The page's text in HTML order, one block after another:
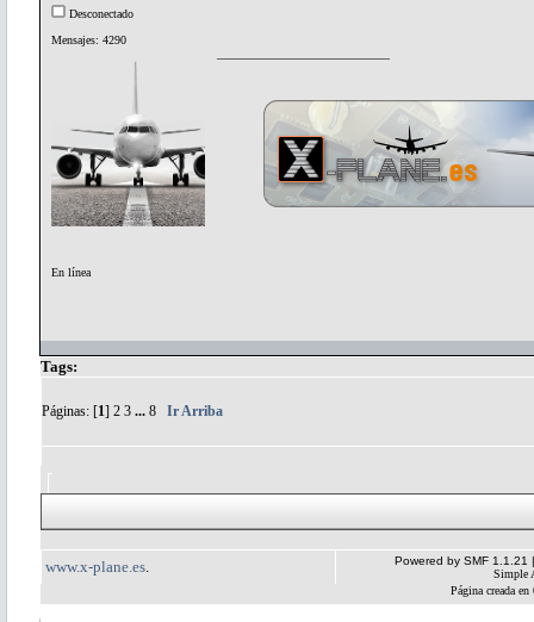
Desconectado
Mensajes: 4290
En línea
Tags:
Páginas: [1] 2 3 ... 8 Ir Arriba
www.x-plane.es Powered by SMF 1.1.21
Simple
Página creada